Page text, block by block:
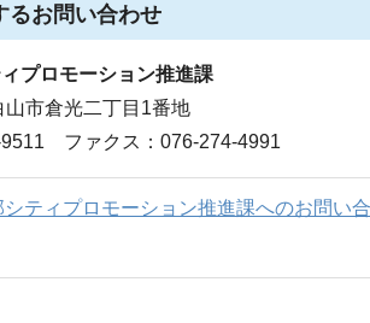
るお問い合わせ
プロモーション推進課
市倉光二丁目1番地
9511 ファクス：076-274-4991
ティプロモーション推進課へのお問い